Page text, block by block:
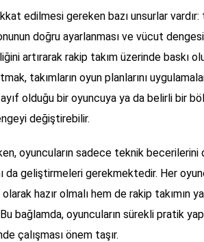
edilmesi gereken bazı unsurlar
doğru ayarlanması ve vücut
artırarak rakip takım üzerinde baskı
takımların oyun planlarını
olduğu bir oyuncuya ya da belirli bir
değiştirebilir.
oyuncuların sadece teknik becerilerini
da geliştirmeleri gerekmektedir. Her
hazır olmalı hem de rakip takımın
bağlamda, oyuncuların sürekli pratik
çalışması önem taşır.